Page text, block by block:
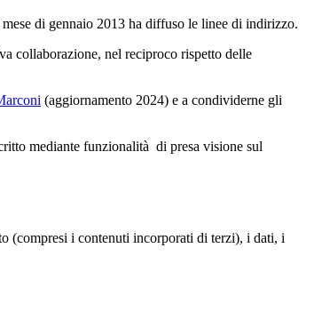
di gennaio 2013 ha diffuso le linee di indirizzo.
collaborazione, nel reciproco rispetto delle
(aggiornamento 2024) e a condividerne gli
mediante funzionalità di presa visione sul
(compresi i contenuti incorporati di terzi), i dati, i